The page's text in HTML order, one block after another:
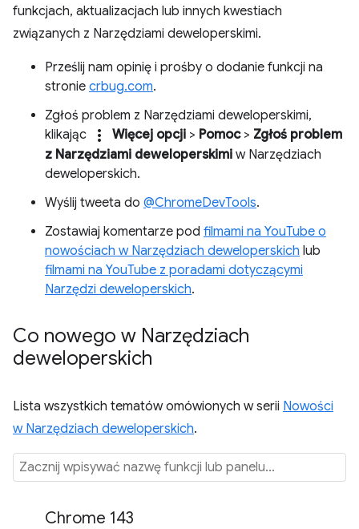
funkcjach, aktualizacjach lub innych kwestiach
związanych z Narzędziami deweloperskimi.
Prześlij nam opinię i prośby o dodanie funkcji na
stronie crbug.com.
Zgłoś problem z Narzędziami deweloperskimi,
klikając
more_vert Więcej opcji > Pomoc> Zgłoś problem
z Narzędziami deweloperskimi w Narzędziach
deweloperskich.
Wyślij tweeta do @ChromeDevTools.
Zostawiaj komentarze pod filmami na YouTube o
nowościach w Narzędziach deweloperskich lub
filmami na YouTube z poradami dotyczącymi
Narzędzi deweloperskich.
Co nowego w Narzędziach
deweloperskich
Lista wszystkich tematów omówionych w serii Nowości
w Narzędziach deweloperskich.
Chrome 143